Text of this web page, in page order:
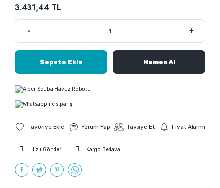
3.431,44 TL
Sepete Ekle Hemen Al
Yorum Yap Tavsiye Et Fiyat Alarmı
Hızlı Gönderi Kargo Bedava